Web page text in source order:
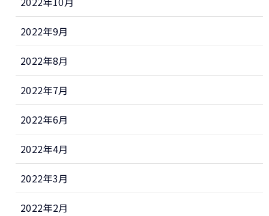
2022年9月
2022年8月
2022年7月
2022年6月
2022年4月
2022年3月
2022年2月